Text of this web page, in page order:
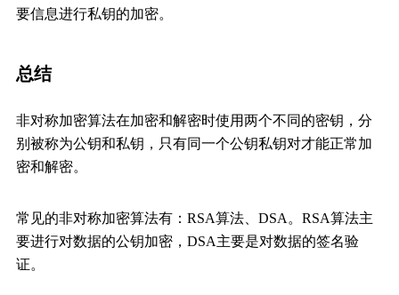
要信息进行私钥的加密。
总结
非对称加密算法在加密和解密时使用两个不同的密钥，分
别被称为公钥和私钥，只有同一个公钥私钥对才能正常加
密和解密。
常见的非对称加密算法有：RSA算法、DSA。RSA算法主
要进行对数据的公钥加密，DSA主要是对数据的签名验
证。